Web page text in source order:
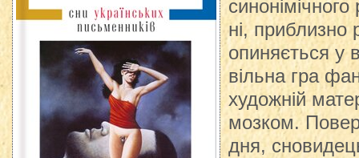
ні, приблизно
опиняється у
вільна гра
художній
мозком.
дня,